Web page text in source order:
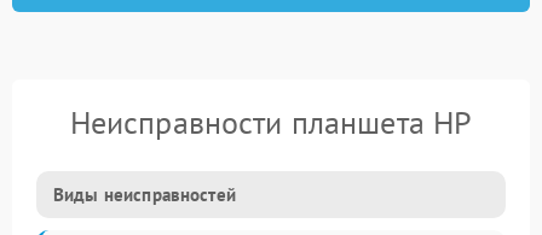
Неисправности планшета HP
Виды неисправностей